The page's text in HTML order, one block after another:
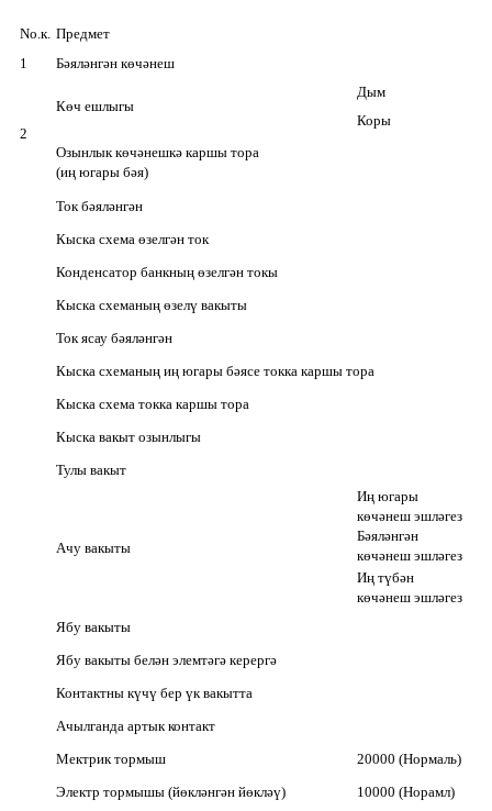
No.к. Предмет
1
Бәяләнгән көчәнеш
2
Көч ешлыгы
Дым
Коры
Озынлык көчәнешкә каршы тора
(иң югары бәя)
Ток бәяләнгән
Кыска схема өзелгән ток
Конденсатор банкның өзелгән токы
Кыска схеманың өзелү вакыты
Ток ясау бәяләнгән
Кыска схеманың иң югары бәясе токка каршы тора
Кыска схема токка каршы тора
Кыска вакыт озынлыгы
Тулы вакыт
Ачу вакыты
Иң югары
көчәнеш эшләгез
Бәяләнгән
көчәнеш эшләгез
Иң түбән
көчәнеш эшләгез
Ябу вакыты
Ябу вакыты белән элемтәгә керергә
Контактны күчү бер үк вакытта
Ачылганда артык контакт
Мектрик тормыш
20000 (Нормаль)
Электр тормышы (йөкләнгән йөкләү)
10000 (Норамл)